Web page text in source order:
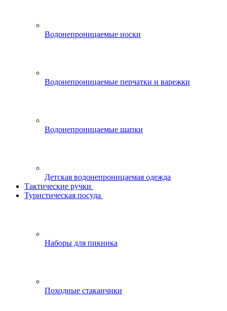
Водонепроницаемые носки
Водонепроницаемые перчатки и варежки
Водонепроницаемые шапки
Детская водонепроницаемая одежда
Тактические ручки
Туристическая посуда
Наборы для пикника
Походные стаканчики